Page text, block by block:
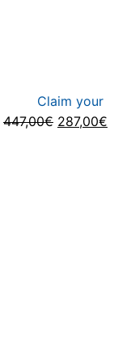
Claim your
447,00€ 287,00€